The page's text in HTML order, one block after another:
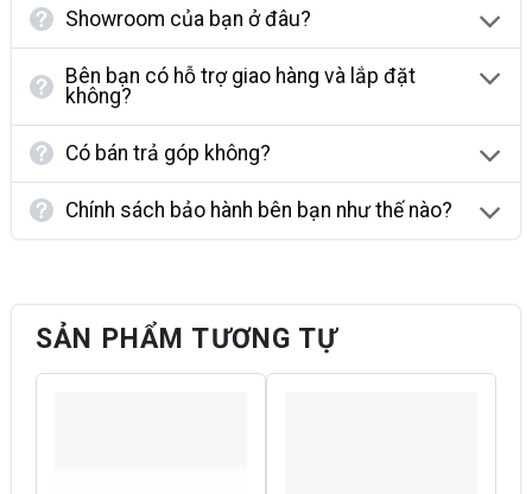
Showroom của bạn ở đâu?
Bên bạn có hỗ trợ giao hàng và lắp đặt
không?
Có bán trả góp không?
Chính sách bảo hành bên bạn như thế nào?
SẢN PHẨM TƯƠNG TỰ